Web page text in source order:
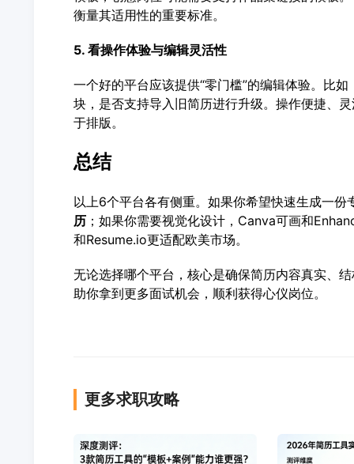
衡量其适用性的重要标准。
5. 看操作体验与编辑灵活性
一个好的平台应该提供“零门槛”的编辑体验。比
块，是否支持导入旧简历进行升级。操作便捷、
于排版。
总结
以上6个平台各有侧重。如果你希望快速生成一
历；如果你需要视觉化设计，Canva可画和
和Resume.io更适配欧美市场。
无论选择哪个平台，核心是确保简历内容真实、
助你拿到更多面试机会，顺利获得心仪岗位。
更多求职攻略